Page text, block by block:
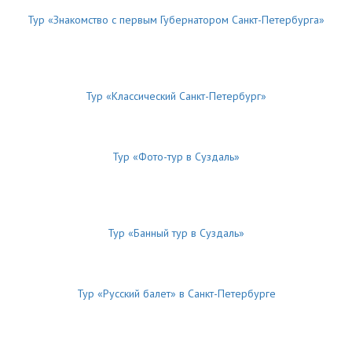
Тур «Знакомство с первым Губернатором Санкт-Петербурга»
Тур «Классический Санкт-Петербург»
Тур «Фото-тур в Суздаль»
Тур «Банный тур в Суздаль»
Тур «Русский балет» в Санкт-Петербурге